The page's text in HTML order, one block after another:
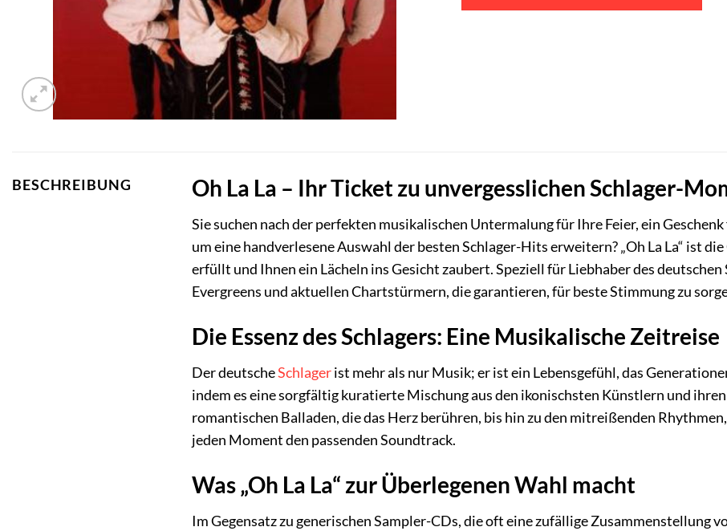
BESCHREIBUNG Oh La La – Ihr Ticket zu unvergesslichen Schlager-
Sie suchen nach der perfekten musikalischen Untermalung für Ihre Feier, ein
um eine handverlesene Auswahl der besten Schlager-Hits erweitern? „Oh La La“ ist
erfüllt und Ihnen ein Lächeln ins Gesicht zaubert. Speziell für Liebhaber des
Evergreens und aktuellen Chartstürmern, die garantieren, für beste Stimmung zu
Die Essenz des Schlagers: Eine Musikalische Zeitreise
Der deutscheSchlagerist mehr als nur Musik; er ist ein Lebensgefühl, das
indem es eine sorgfältig kuratierte Mischung aus den ikonischsten Künstlern und
romantischen Balladen, die das Herz berühren, bis hin zu den mitreißenden
jeden Moment den passenden Soundtrack.
Was „Oh La La“ zur Überlegenen Wahl macht
Im Gegensatz zu generischen Sampler-CDs, die oft eine zufällige Zusammenstellung